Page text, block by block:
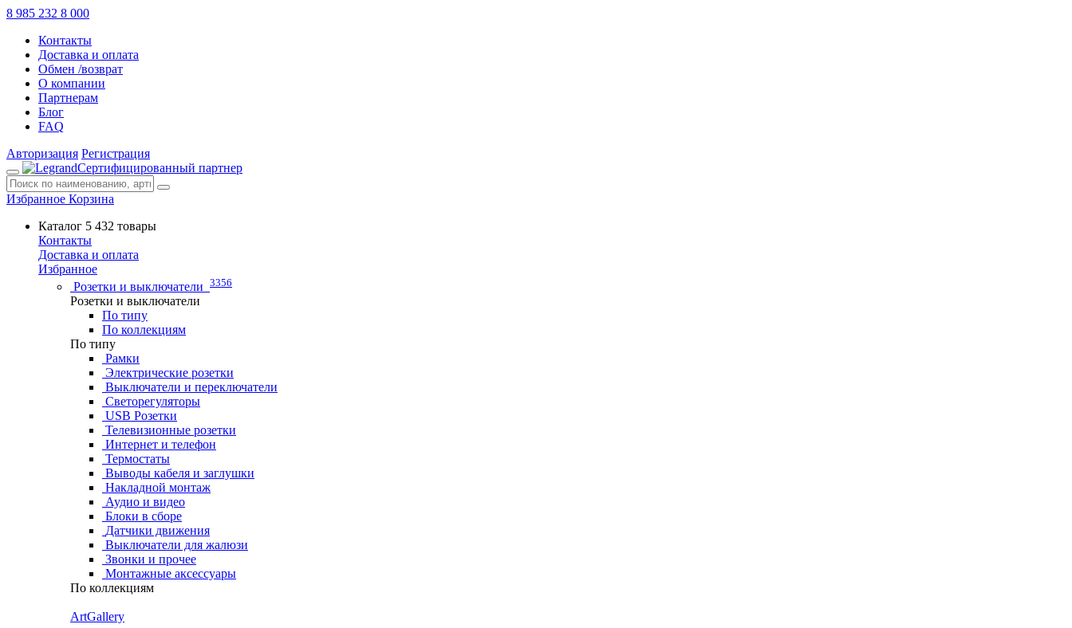
8 985 232 8 000
Контакты
Доставка и оплата
Обмен /возврат
О компании
Партнерам
Блог
FAQ
Авторизация Регистрация
Сертифицированный партнер
Избранное Корзина
Каталог 5 432 товары
Контакты
Доставка и оплата
Избранное
Розетки и выключатели 3356
Розетки и выключатели
По типу
По коллекциям
По типу
Рамки
Электрические розетки
Выключатели и переключатели
Светорегуляторы
USB Розетки
Телевизионные розетки
Интернет и телефон
Термостаты
Выводы кабеля и заглушки
Накладной монтаж
Аудио и видео
Блоки в сборе
Датчики движения
Выключатели для жалюзи
Звонки и прочее
Монтажные аксессуары
По коллекциям
ArtGallery